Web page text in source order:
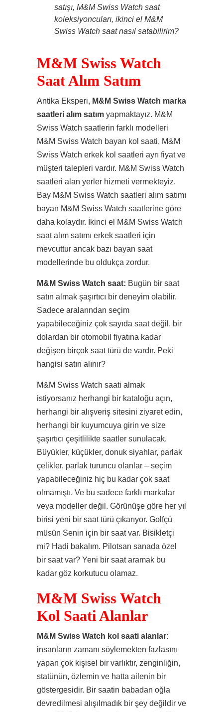
satışı, M&M Swiss Watch saat
koleksiyoncuları, ikinci el M&M
Swiss Watch saat nasıl satabilirim?
M&M Swiss Watch
Saat Alım Satım
Antika Eksperi, M&M Swiss Watch marka
saatleri alım satım yapmaktayız. M&M
Swiss Watch saatlerin farklı modelleri
M&M Swiss Watch bayan kol saati, M&M
Swiss Watch erkek kol saatleri ayrı fiyat ve
müşteri talepleri vardır. M&M Swiss Watch
saatleri alan yerler hizmeti vermekteyiz.
Bay M&M Swiss Watch saatleri alım satımı
bayan M&M Swiss Watch saatlerine göre
daha kolaydır. İkinci el M&M Swiss Watch
saat alım satımı erkek saatleri için
mevcuttur ancak bazı bayan saat
modellerinde bu oldukça zordur.
M&M Swiss Watch saat: Bugün bir saat
satın almak şaşırtıcı bir deneyim olabilir.
Sadece aralarından seçim
yapabileceğiniz çok sayıda saat değil, bir
dolardan bir otomobil fiyatına kadar
değişen birçok saat türü de vardır. Peki
hangisi satın alınır?
M&M Swiss Watch saati almak
istiyorsanız herhangi bir kataloğu açın,
herhangi bir alışveriş sitesini ziyaret edin,
herhangi bir kuyumcuya girin ve size
şaşırtıcı çeşitlilikte saatler sunulacak.
Büyükler, küçükler, donuk siyahlar, parlak
çelikler, parlak turuncu olanlar – seçim
yapabileceğiniz hiç bu kadar çok saat
olmamıştı. Ve bu sadece farklı markalar
veya modeller değil. Görünüşe göre her yıl
birisi yeni bir saat türü çıkarıyor. Golfçü
müsün Senin için bir saat var. Bisikletçi
mi? Hadi bakalım. Pilotsan sanada özel
bir saat var? Yeni bir saat aramak bu
kadar göz korkutucu olamaz.
M&M Swiss Watch
Kol Saati Alanlar
M&M Swiss Watch kol saati alanlar:
insanların zamanı söylemekten fazlasını
yapan çok kişisel bir varlıktır, zenginliğin,
statünün, özlemin ve hatta ailenin bir
göstergesidir. Bir saatin babadan oğla
devredilmesi alışılmadık bir şey değildir ve